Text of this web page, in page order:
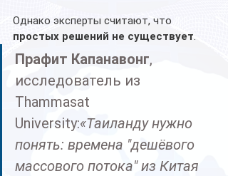
Однако эксперты считают, что
простых решений не существует.
Прафит Капанавонг,
исследователь из
Thammasat
University:«Таиланду нужно
понять: времена "дешёвого
массового потока" из Китая